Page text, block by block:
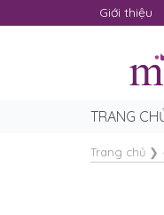
Giới thiệu
TRANG
Trang chủ ❯